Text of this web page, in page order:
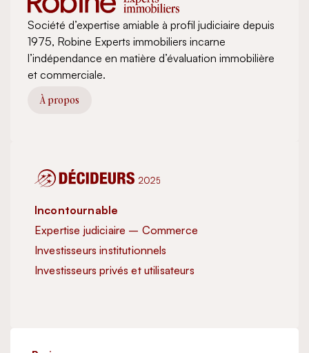
Société d’expertise amiable à profil judiciaire depuis
1975, Robine Experts immobiliers incarne
l’indépendance en matière d’évaluation immobilière
et commerciale.
À propos
Incontournable
Expertise judiciaire – Commerce
Investisseurs institutionnels
Investisseurs privés et utilisateurs